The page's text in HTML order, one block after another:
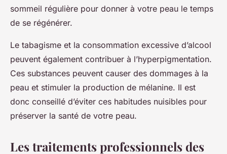
sommeil régulière pour donner à votre peau le temps
de se régénérer.
Le tabagisme et la consommation excessive d’alcool
peuvent également contribuer à l’hyperpigmentation.
Ces substances peuvent causer des dommages à la
peau et stimuler la production de mélanine. Il est
donc conseillé d’éviter ces habitudes nuisibles pour
préserver la santé de votre peau.
Les traitements professionnels des